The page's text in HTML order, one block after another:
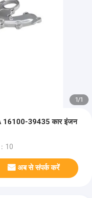
1/1
16100-39435 कार इंजन
10
अब से संपर्क करें